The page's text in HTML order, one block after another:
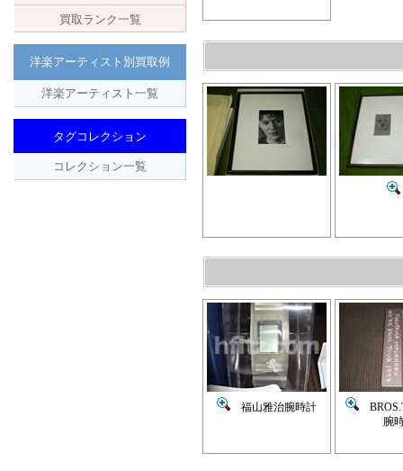
買取ランク一覧
洋楽アーティスト別買取例
洋楽アーティスト一覧
タグコレクション
コレクション一覧
福山雅治腕時計
腕